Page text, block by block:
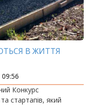
В ЖИТТЯ
Конкурс
стартапів, який